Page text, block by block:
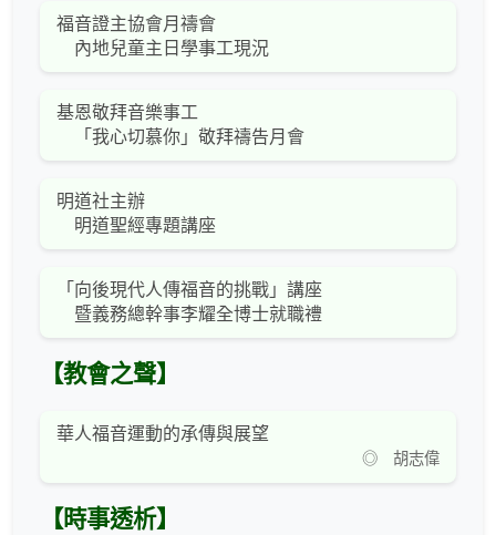
福音證主協會月禱會
內地兒童主日學事工現況
基恩敬拜音樂事工
「我心切慕你」敬拜禱告月會
明道社主辦
明道聖經專題講座
「向後現代人傳福音的挑戰」講座
暨義務總幹事李耀全博士就職禮
【教會之聲】
華人福音運動的承傳與展望
◎ 胡志偉
【時事透析】